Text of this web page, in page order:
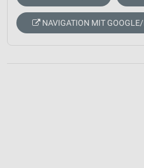
NAVIGATION MIT